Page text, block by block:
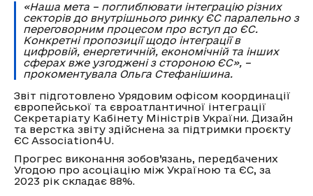
«Наша мета – поглиблювати інтеграцію різних
секторів до внутрішнього ринку ЄС паралельно з
переговорним процесом про вступ до ЄС.
Конкретні пропозиції щодо інтеграції в
цифровій, енергетичній, економічній та інших
сферах вже узгоджені з стороною ЄС», –
прокоментувала Ольга Стефанішина.
Звіт підготовлено Урядовим офісом координації
європейської та євроатлантичної інтеграції
Секретаріату Кабінету Міністрів України. Дизайн
та верстка звіту здійснена за підтримки проєкту
ЄС Association4U.
Прогрес виконання зобов’язань, передбачених
Угодою про асоціацію між Україною та ЄС, за
2023 рік складає 88%.